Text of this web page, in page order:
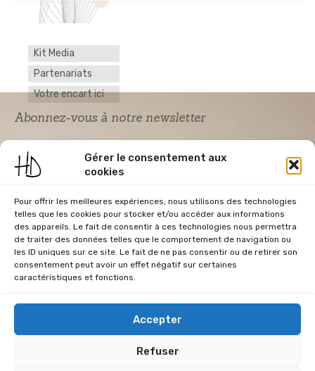
Gérer le consentement aux
cookies
Pour offrir les meilleures expériences, nous utilisons des technologies
telles que les cookies pour stocker et/ou accéder aux informations
des appareils. Le fait de consentir à ces technologies nous permettra
de traiter des données telles que le comportement de navigation ou
les ID uniques sur ce site. Le fait de ne pas consentir ou de retirer son
consentement peut avoir un effet négatif sur certaines
caractéristiques et fonctions.
Accepter
Refuser
Kit Media
Partenariats
Votre encart ici
Abonnez-vous à notre newsletter
Acceptation RGPD
*
J'accepte la politique de confidentialité du
site Home & Déco